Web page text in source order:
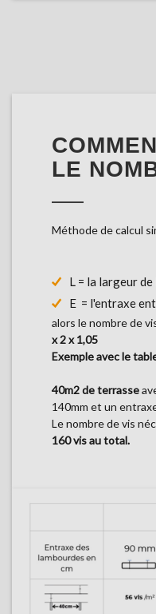
LE
Méthode de calcul
L = la largeur de
E = l'entraxe
alors le nombre de
x 2 x 1,05
Exemple avec le
40m2 de terrasse
140mm et un
Le nombre de vis
160 vis au total.